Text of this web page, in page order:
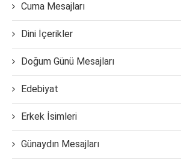
Cuma Mesajları
Dini İçerikler
Doğum Günü Mesajları
Edebiyat
Erkek İsimleri
Günaydın Mesajları